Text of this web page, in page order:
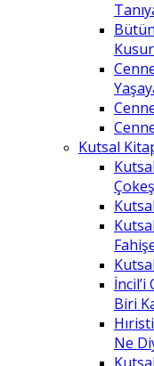
Kutsal
İncil’i
Biri
Ne